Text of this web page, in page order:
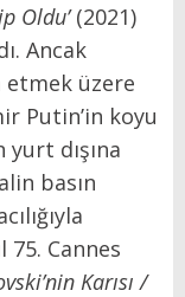
Oldu’ (2021)
Ancak
üzere
Putin’in koyu
dışına
basın
75. Cannes
Karısı /